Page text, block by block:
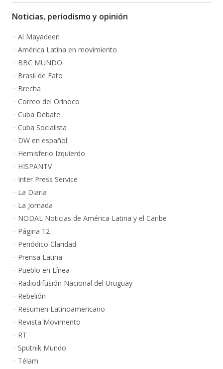
Noticias, periodismo y opinión
Al Mayadeen
América Latina en movimiento
BBC MUNDO
Brasil de Fato
Brecha
Correo del Orinoco
Cuba Debate
Cuba Socialista
DW en español
Hemisferio Izquierdo
HISPANTV
Inter Press Service
La Diaria
La Jornada
NODAL Noticias de América Latina y el Caribe
Página 12
Periódico Claridad
Prensa Latina
Pueblo en Línea
Radiodifusión Nacional del Uruguay
Rebelión
Resumen Latinoamericano
Revista Movimento
RT
Sputnik Mundo
Télam